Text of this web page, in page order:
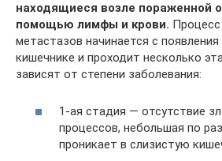
находящиеся возле пораженной
помощью лимфы и крови.
метастазов начинается с
кишечнике и проходит несколько
зависят от степени заболевания:
1-ая стадия — отсутствие
процессов, небольшая по
проникает в слизистую